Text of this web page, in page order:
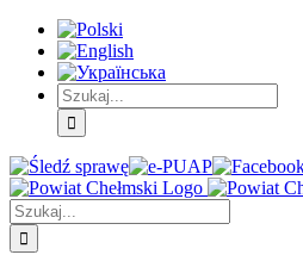
Skip
Treść
główna
Skip
Menu
główne
Skip
Menu
dodatkowe
Szukaj
Śledź
sprawę
E-
PUAP
Facebook
Szukaj